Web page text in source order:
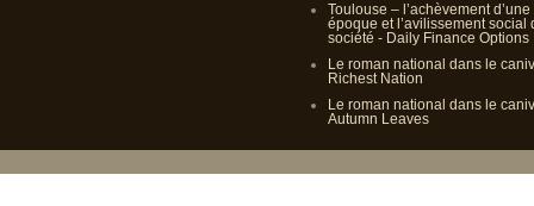
Toulouse – l’achèvement d’une
époque et l’avilissement social
société - Daily Finance Options
Le roman national dans le
Richest Nation
Le roman national dans le
Autumn Leaves